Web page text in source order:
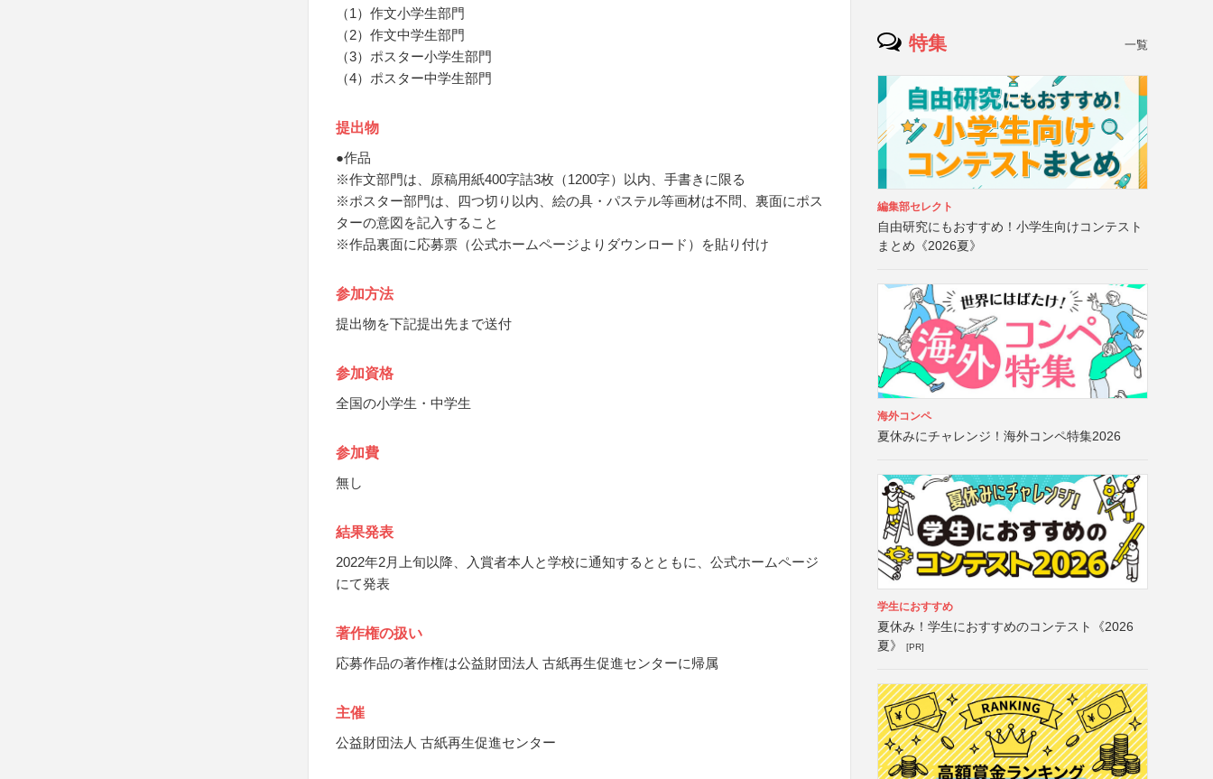
（1）作文小学生部門
（2）作文中学生部門
（3）ポスター小学生部門
（4）ポスター中学生部門
提出物
●作品
※作文部門は、原稿用紙400字詰3枚（1200字）以内、手書きに限る
※ポスター部門は、四つ切り以内、絵の具・パステル等画材は不問、裏面にポス
ターの意図を記入すること
※作品裏面に応募票（公式ホームページよりダウンロード）を貼り付け
参加方法
提出物を下記提出先まで送付
参加資格
全国の小学生・中学生
参加費
無し
結果発表
2022年2月上旬以降、入賞者本人と学校に通知するとともに、公式ホームページ
にて発表
著作権の扱い
応募作品の著作権は公益財団法人 古紙再生促進センターに帰属
主催
公益財団法人 古紙再生促進センター
特集 一覧
編集部セレクト
自由研究にもおすすめ！小学生向けコンテスト
まとめ《2026夏》
海外コンペ
夏休みにチャレンジ！海外コンペ特集2026
学生におすすめ
夏休み！学生におすすめのコンテスト《2026
夏》
[PR]